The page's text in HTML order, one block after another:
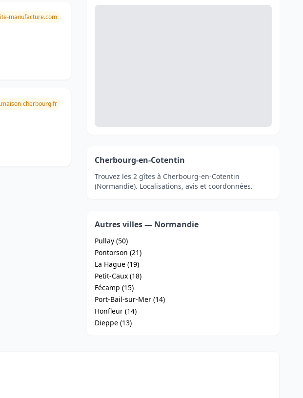
manufacture.com
cherbourg.fr
Cherbourg-en-Cotentin
Trouvez les 2 gîtes à Cherbourg-en-Cotentin
(Normandie). Localisations, avis et coordonnées.
Autres villes — Normandie
Pullay (50)
Pontorson (21)
La Hague (19)
Petit-Caux (18)
Fécamp (15)
Port-Bail-sur-Mer (14)
Honfleur (14)
Dieppe (13)